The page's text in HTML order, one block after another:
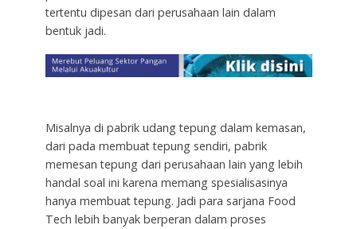
tertentu dipesan dari perusahaan lain dalam
bentuk jadi.
Misalnya di pabrik udang tepung dalam kemasan,
dari pada membuat tepung sendiri, pabrik
memesan tepung dari perusahaan lain yang lebih
handal soal ini karena memang spesialisasinya
hanya membuat tepung. Jadi para sarjana Food
Tech lebih banyak berperan dalam proses